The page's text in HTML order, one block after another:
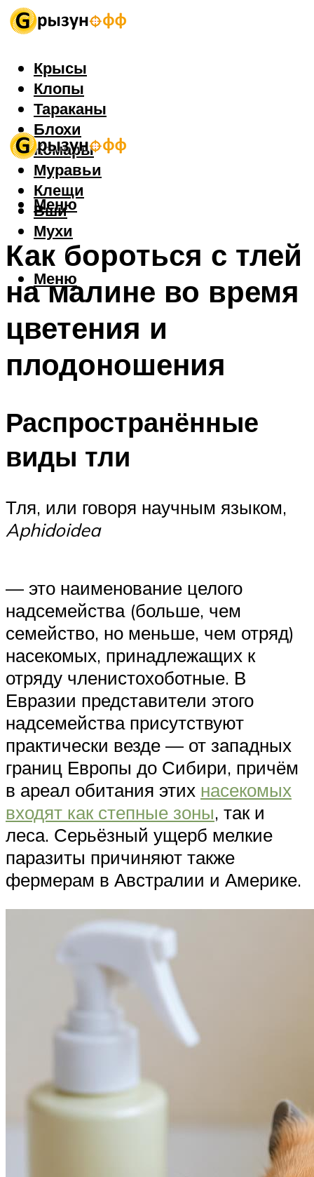
Крысы
Клопы
Тараканы
Блохи
Комары
Муравьи
Клещи
Вши
Мухи
Меню
Меню
Как бороться с тлей
на малине во время
цветения и
плодоношения
Распространённые
виды тли
Тля, или говоря научным языком,
Aphidoidea
— это наименование целого
надсемейства (больше, чем
семейство, но меньше, чем отряд)
насекомых, принадлежащих к
отряду членистохоботные. В
Евразии представители этого
надсемейства присутствуют
практически везде — от западных
границ Европы до Сибири, причём
в ареал обитания этих насекомых
входят как степные зоны, так и
леса. Серьёзный ущерб мелкие
паразиты причиняют также
фермерам в Австралии и Америке.